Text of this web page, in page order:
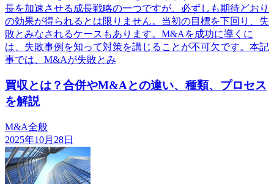
長を加速させる成長戦略の一つですが、必ずしも期待どおり
の効果が得られるとは限りません。当初の目標を下回り、失
敗とみなされるケースもあります。M&Aを成功に導くに
は、失敗事例を知って対策を講じることが不可欠です。本記
事では、M&Aが失敗とみ
買収とは？合併やM&Aとの違い、種類、プロセス
を解説
M&A全般
2025年10月28日